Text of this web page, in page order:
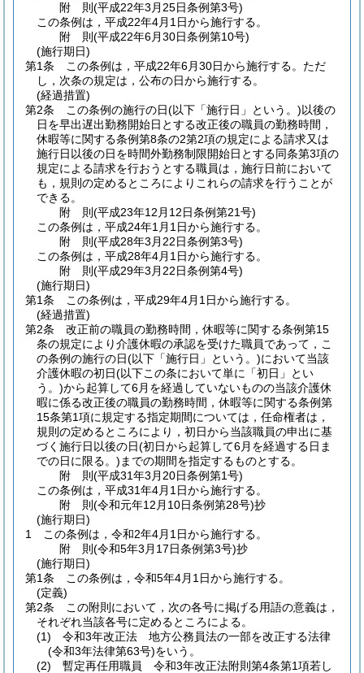
附 則(平成22年3月25日条例第3号)
この条例は，平成22年4月1日から施行する。
附 則(平成22年6月30日条例第10号)
(施行期日)
第1条
この条例は，平成22年6月30日から施行する。 ただ
し，次条の規定は，公布の日から施行する。
(経過措置)
第2条
この条例の施行の日(以下「施行日」という。)以後の
日を早出遅出勤務開始日とする改正後の職員の勤務時間，
休暇等に関する条例第8条の2第2項の規定による請求又は
施行日以後の日を時間外勤務制限開始日とする同条第3項の
規定による請求を行おうとする職員は，施行日前において
も，規則の定めるところによりこれらの請求を行うことが
できる。
附 則(平成23年12月12日条例第21号)
この条例は，平成24年1月1日から施行する。
附 則(平成28年3月22日条例第3号)
この条例は，平成28年4月1日から施行する。
附 則(平成29年3月22日条例第4号)
(施行期日)
第1条
この条例は，平成29年4月1日から施行する。
(経過措置)
第2条
改正前の職員の勤務時間，休暇等に関する条例第15
条の規定により介護休暇の承認を受けた職員であって，こ
の条例の施行の日(以下「施行日」という。)において当該
介護休暇の初日(以下この条において単に「初日」とい
う。)から起算して6月を経過していないものの当該介護休
暇に係る改正後の職員の勤務時間，休暇等に関する条例第
15条第1項に規定する指定期間については，任命権者は，
規則の定めるところにより，初日から当該職員の申出に基
づく施行日以後の日(初日から起算して6月を経過する日ま
での日に限る。) までの期間を指定するものとする。
附 則(平成31年3月20日条例第1号)
この条例は，平成31年4月1日から施行する。
附 則(令和元年12月10日条例第28号)抄
(施行期日)
1
この条例は，令和2年4月1日から施行する。
附 則(令和5年3月17日条例第3号)抄
(施行期日)
第1条
この条例は，令和5年4月1日から施行する。
(定義)
第2条
この附則において，次の各号に掲げる用語の意義は，
それぞれ当該各号に定めるところによる。
(1)
令和3年改正法 地方公務員法の一部を改正する法律
(令和3年法律第63号)をいう。
(2)
暫定再任用職員 令和3年改正法附則第4条第1項若し